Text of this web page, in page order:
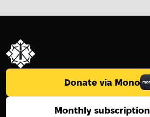
Donate via Mono
Monthly subscription